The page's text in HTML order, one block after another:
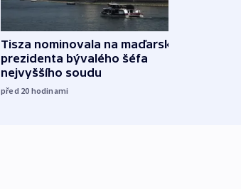
Tisza nominovala na maďarského
prezidenta bývalého šéfa
nejvyššího soudu
před 20 hodinami